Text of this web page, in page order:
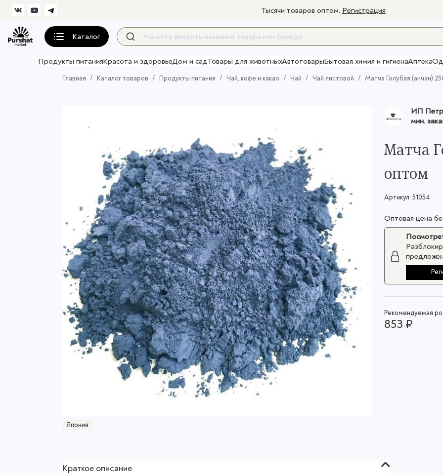
Тысячи товаров оптом. Регистрация
Каталог
Продукты питанияКрасота и здоровьеДом и садТовары для животныхАвтотоварыБытовая химия и гигиенаАптека
Главная Каталог товаров Продукты питания Чай, кофе и какао Чай Чай листовой Матча Голубая (анчан)
Япония
ИП
мин.
Матча
оптом
Артикул: 51054
Оптовая цена
Рекомендуемая
853 ₽
Краткое описание